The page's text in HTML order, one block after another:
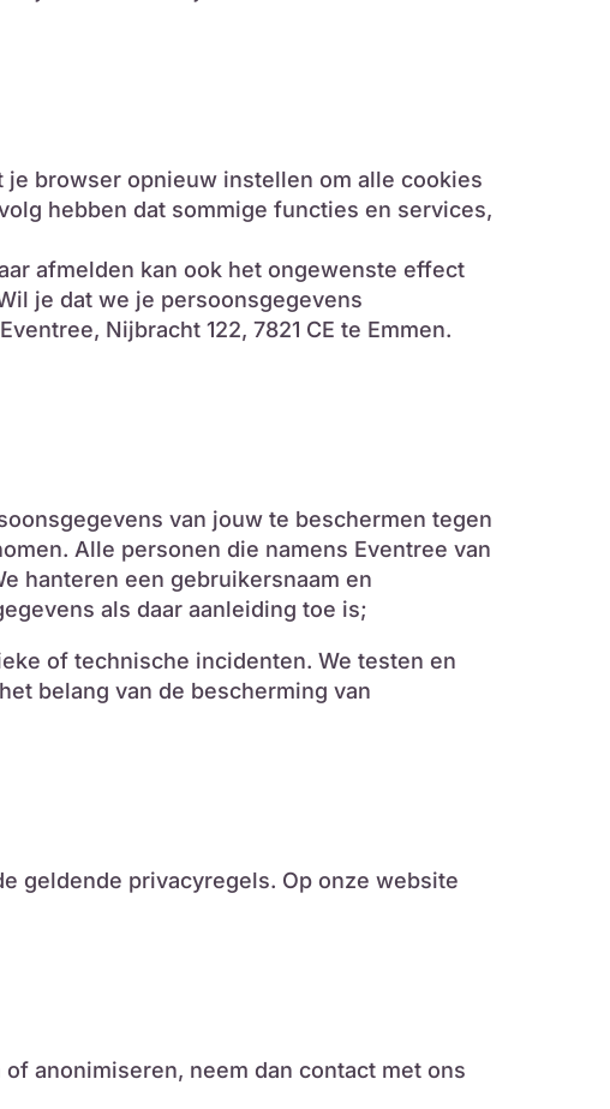
browser opnieuw instellen om alle cookies
hebben dat sommige functies en services,
afmelden kan ook het ongewenste effect
je dat we je persoonsgegevens
Nijbracht 122, 7821 CE te Emmen.
van jouw te beschermen tegen
Alle personen die namens Eventree van
hanteren een gebruikersnaam en
als daar aanleiding toe is;
of technische incidenten. We testen en
belang van de bescherming van
geldende privacyregels. Op onze website
anonimiseren, neem dan contact met ons